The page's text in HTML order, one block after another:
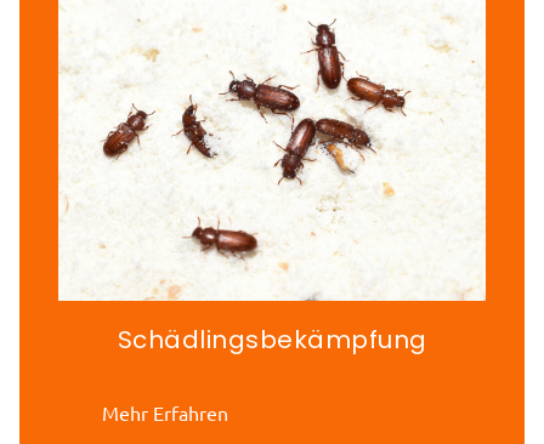
Schädlingsbekämpfung
Mehr Erfahren